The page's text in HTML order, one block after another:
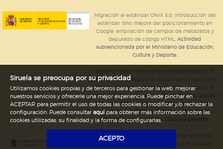
Migración al estándar ONIX 3.0; introducción del
estándar ISNI; mejora del posicionamiento en
Google; ampliación de campos de metadatos y
depurado de código HTML.Actividad
subvencionada por el Ministerio de Educación,
Cultura y Deporte.
página web de ediciones Siruela para dispositivos
móviles en todos sus formatos para impulsar la
comercialización de contenidos culturales legales e
implementación de los recursos tecnológicos
necesarios.Actividad subvencionada por el
Ministerio de Educación, Cultura y Deporte.
Ediciones Siruela ha percibido una ayuda del
Siruela se preocupa por su privacidad
Utilizamos cookies propias y de terceros para gestionar la web, mejorar
nuestros servicios y ofrecerle una mejor experiencia. Puede pinchar en
ACEPTAR para permitir el uso de todas las cookies o modificar y/o rechazar la
configuración. Puede consultar aquípara obtener más información sobre las
cookies utilizadas, su finalidad y la forma de configurarlas.
ACEPTO